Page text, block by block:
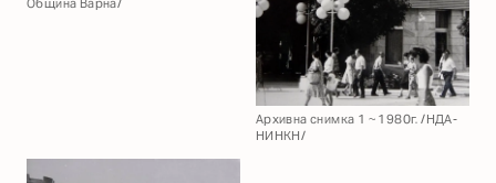
Община Варна/
Архивна снимка 1 ~ 1980г. /НДА-
НИНКН/